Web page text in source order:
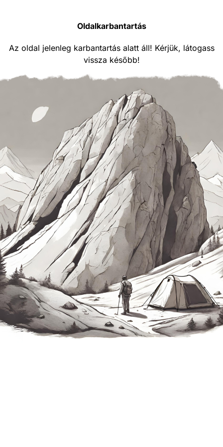
Oldalkarbantartás
Az oldal jelenleg karbantartás alatt áll! Kérjük, látogass
vissza később!